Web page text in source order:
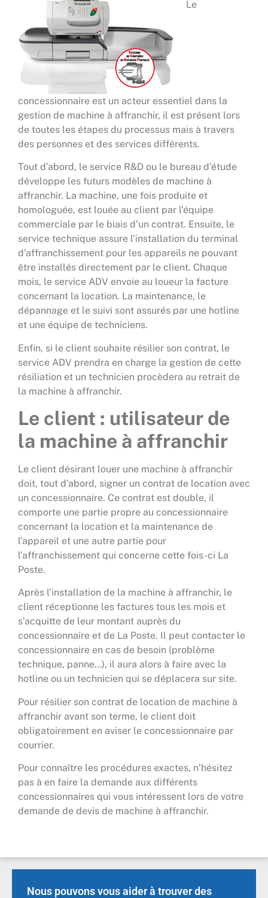
Le
concessionnaire est un acteur essentiel dans la
gestion de machine à affranchir, il est présent lors
de toutes les étapes du processus mais à travers
des personnes et des services différents.
Tout d’abord, le service R&D ou le bureau d’étude
développe les futurs modèles de machine à
affranchir. La machine, une fois produite et
homologuée, est louée au client par l’équipe
commerciale par le biais d’un contrat. Ensuite, le
service technique assure l’installation du terminal
d’affranchissement pour les appareils ne pouvant
être installés directement par le client. Chaque
mois, le service ADV envoie au loueur la facture
concernant la location. La maintenance, le
dépannage et le suivi sont assurés par une hotline
et une équipe de techniciens.
Enfin, si le client souhaite résilier son contrat, le
service ADV prendra en charge la gestion de cette
résiliation et un technicien procèdera au retrait de
la machine à affranchir.
Le client : utilisateur de
la machine à affranchir
Le client désirant louer une machine à affranchir
doit, tout d’abord, signer un contrat de location avec
un concessionnaire. Ce contrat est double, il
comporte une partie propre au concessionnaire
concernant la location et la maintenance de
l’appareil et une autre partie pour
l’affranchissement qui concerne cette fois-ci La
Poste.
Après l’installation de la machine à affranchir, le
client réceptionne les factures tous les mois et
s’acquitte de leur montant auprès du
concessionnaire et de La Poste. Il peut contacter le
concessionnaire en cas de besoin (problème
technique, panne…), il aura alors à faire avec la
hotline ou un technicien qui se déplacera sur site.
Pour résilier son contrat de location de machine à
affranchir avant son terme, le client doit
obligatoirement en aviser le concessionnaire par
courrier.
Pour connaître les procédures exactes, n’hésitez
pas à en faire la demande aux différents
concessionnaires qui vous intéressent lors de votre
demande de devis de machine à affranchir.
Nous pouvons vous aider à trouver des